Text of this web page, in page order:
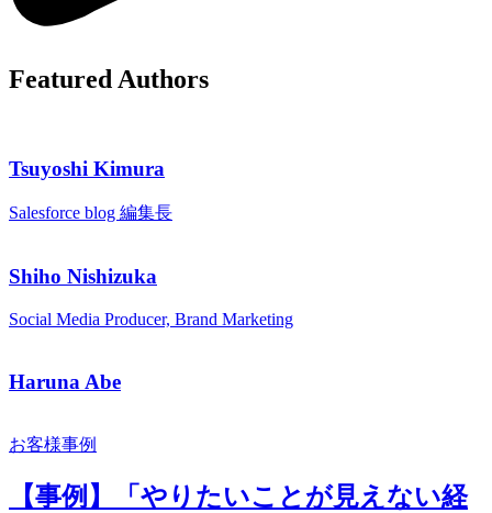
Featured Authors
Tsuyoshi Kimura
Salesforce blog 編集長
Shiho Nishizuka
Social Media Producer, Brand Marketing
Haruna Abe
お客様事例
【事例】「やりたいことが見えない経